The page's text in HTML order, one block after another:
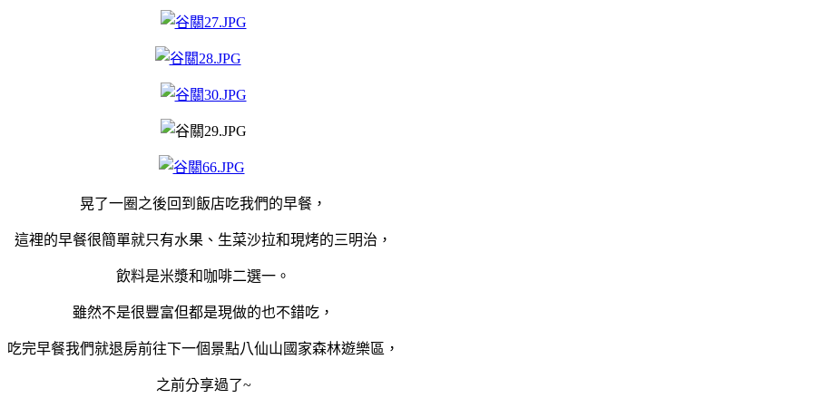
晃了一圈之後回到飯店吃我們的早餐，
這裡的早餐很簡單就只有水果、生菜沙拉和現烤的三明治，
飲料是米漿和咖啡二選一。
雖然不是很豐富但都是現做的也不錯吃，
吃完早餐我們就退房前往下一個景點八仙山國家森林遊樂區，
之前分享過了~